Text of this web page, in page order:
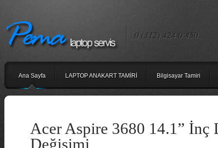
0 (312) 424 0 450
Ana Sayfa LAPTOP ANAKART TAMİRİ Bilgisayar Tamiri
Acer Aspire 3680 14.1” İnç
Değişimi